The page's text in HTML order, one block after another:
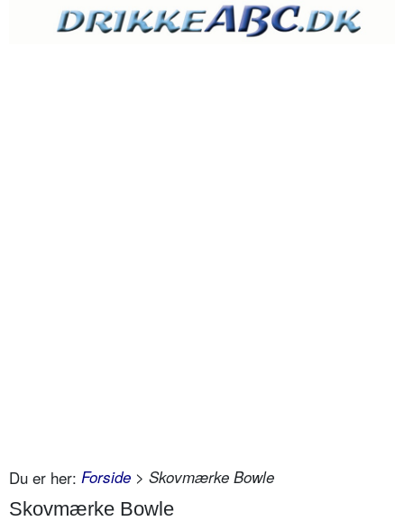
Du er her: Forside > Skovmærke Bowle
Skovmærke Bowle